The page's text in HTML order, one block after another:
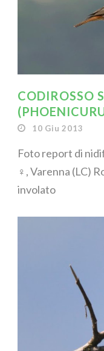
CODIROSSO
10 Giu 2013
Foto report di
♀, Varenna (LC)
involato